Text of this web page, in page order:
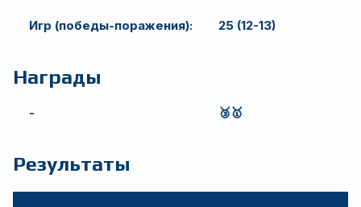
Игр (победы-поражения): 25 (12-13)
Награды
- 🥉🥇
Результаты